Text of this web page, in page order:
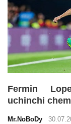
Fermin
uchinchi
Mr.NoBoDy